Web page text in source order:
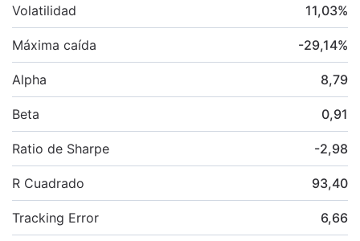
Volatilidad 11,03%
Máxima caída -29,14%
Alpha 8,79
Beta 0,91
Ratio de Sharpe -2,98
R Cuadrado 93,40
Tracking Error 6,66